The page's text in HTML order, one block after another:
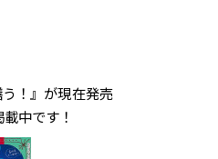
！』が現在発売
中です！